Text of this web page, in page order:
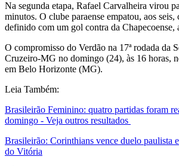
Na segunda etapa, Rafael Carvalheira virou
minutos. O clube paraense empatou, aos
definido com um gol contra da Chapecoense,
O compromisso do Verdão na 17ª rodada da
Cruzeiro-MG no domingo (24), às 16 horas,
em Belo Horizonte (MG).
Leia Também:
Brasileirão Feminino: quatro partidas foram
domingo - Veja outros resultados
Brasileirão: Corinthians vence duelo paulista
do Vitória